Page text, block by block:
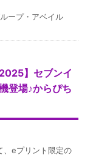
ープ・アベイル
】セブンイ
登場♪からぴち
、eプリント限定の